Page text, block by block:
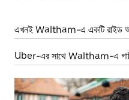
এখনই Waltham-এ একটি রাইড
Uber-এর সাথে Waltham-এ